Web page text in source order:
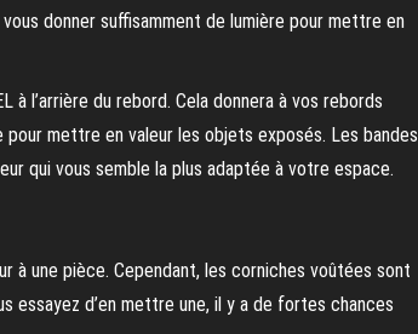
donner suffisamment de lumière pour mettre en
à l’arrière du rebord. Cela donnera à vos rebords
mettre en valeur les objets exposés. Les bandes
qui vous semble la plus adaptée à votre espace.
à une pièce. Cependant, les corniches voûtées sont
essayez d’en mettre une, il y a de fortes chances